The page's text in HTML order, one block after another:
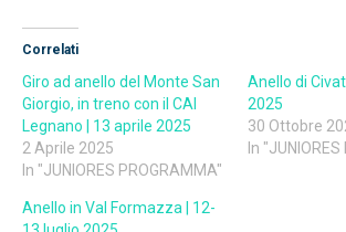
Correlati
Giro ad anello del Monte San
Giorgio, in treno con il CAI
Legnano | 13 aprile 2025
2 Aprile 2025
In "JUNIORES PROGRAMMA"
Anello di
2025
30 Ottobre
In
Anello in Val Formazza | 12-